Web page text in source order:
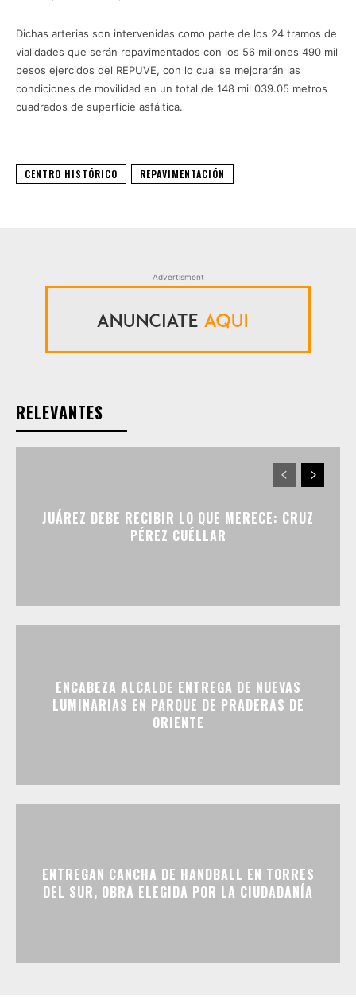
Dichas arterias son intervenidas como parte de los 24 tramos de
vialidades que serán repavimentados con los 56 millones 490 mil
pesos ejercidos del REPUVE, con lo cual se mejorarán las
condiciones de movilidad en un total de 148 mil 039.05 metros
cuadrados de superficie asfáltica.
CENTRO HISTÓRICO REPAVIMENTACIÓN
Advertisment
RELEVANTES
JUÁREZ DEBE RECIBIR LO QUE MERECE: CRUZ
PÉREZ CUÉLLAR
ENCABEZA ALCALDE ENTREGA DE NUEVAS
LUMINARIAS EN PARQUE DE PRADERAS DE
ORIENTE
ENTREGAN CANCHA DE HANDBALL EN TORRES
DEL SUR, OBRA ELEGIDA POR LA CIUDADANÍA